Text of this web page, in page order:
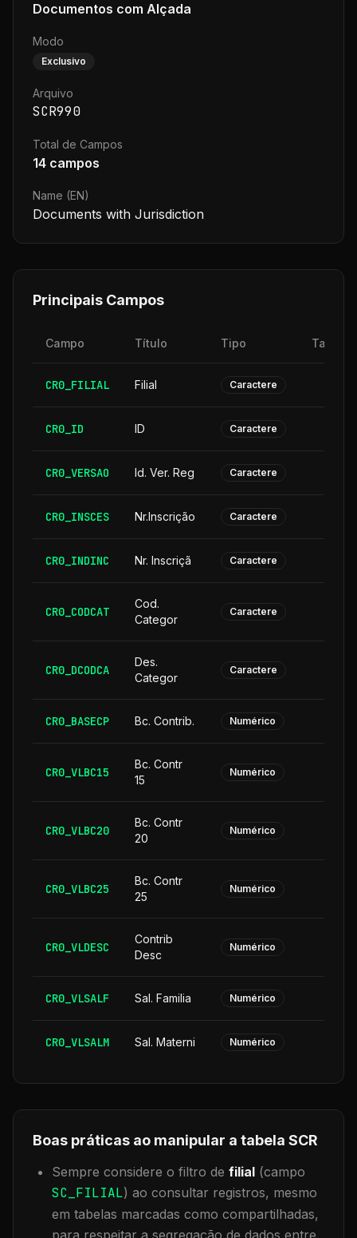
Documentos com Alçada
Modo
Exclusivo
Arquivo
SCR990
Total de Campos
14 campos
Name (EN)
Documents with Jurisdiction
Principais Campos
Campo Título Tipo
CR0_FILIAL Filial Caractere
CR0_ID ID Caractere
CR0_VERSAO Id. Ver. Reg Caractere
CR0_INSCES Nr.Inscrição Caractere
CR0_INDINC Nr. Inscriçã Caractere
CR0_CODCAT
Cod.
Categor
Caractere
CR0_DCODCA
Des.
Categor
Caractere
CR0_BASECP Bc. Contrib. Numérico
CR0_VLBC15
Bc. Contr
15
Numérico
CR0_VLBC20
Bc. Contr
20
Numérico
CR0_VLBC25
Bc. Contr
25
Numérico
CR0_VLDESC
Contrib
Desc
Numérico
CR0_VLSALF Sal. Familia Numérico
CR0_VLSALM Sal. Materni Numérico
Boas práticas ao manipular a tabela SCR
Sempre considere o filtro de filial (campo
SC_FILIAL) ao consultar registros, mesmo
em tabelas marcadas como compartilhadas,
para respeitar a segregação de dados entre